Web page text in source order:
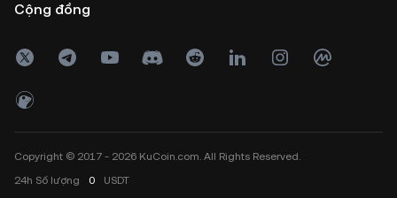
Cộng đồng
Copyright © 2017 - 2026 KuCoin.com. All Rights Reserved.
24h Số lượng 0 USDT